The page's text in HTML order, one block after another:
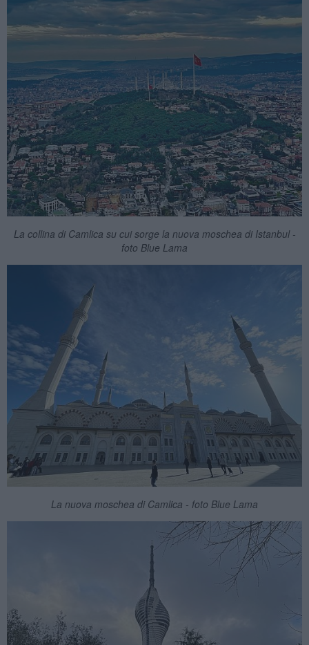
La collina di Camlica su cui sorge la nuova moschea di Istanbul -
foto Blue Lama
La nuova moschea di Camlica - foto Blue Lama